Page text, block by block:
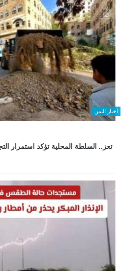
اخبار اليمن
تعز.. السلطة المحلية تؤكد استمرار